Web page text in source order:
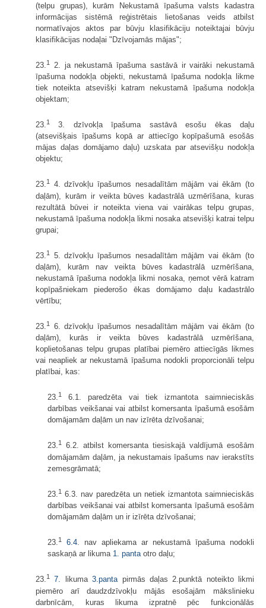
(telpu grupas), kurām Nekustamā īpašuma valsts kadastra
informācijas sistēmā reģistrētais lietošanas veids atbilst
normatīvajos aktos par būvju klasifikāciju noteiktajai būvju
klasifikācijas nodaļai "Dzīvojamās mājas";
23. 1
2. ja nekustamā īpašuma sastāvā ir vairāki nekustamā
īpašuma nodokļa objekti, nekustamā īpašuma nodokļa likme
tiek noteikta atsevišķi katram nekustamā īpašuma nodokļa
objektam;
23.1
3. dzīvokļa īpašuma sastāvā esošu ēkas daļu
(atsevišķais īpašums kopā ar attiecīgo kopīpašumā esošās
mājas daļas domājamo daļu) uzskata par atsevišķu nodokļa
objektu;
23.1
4. dzīvokļu īpašumos nesadalītām mājām vai ēkām (to
daļām), kurām ir veikta būves kadastrālā uzmērīšana, kuras
rezultātā būvei ir noteikta viena vai vairākas telpu grupas,
nekustamā īpašuma nodokļa likmi nosaka atsevišķi katrai telpu
grupai;
23. 1
5. dzīvokļu īpašumos nesadalītām mājām vai ēkām (to
daļām), kurām nav veikta būves kadastrālā uzmērīšana,
nekustamā īpašuma nodokļa likmi nosaka, ņemot vērā katram
kopīpašniekam piederošo ēkas domājamo daļu kadastrālo
vērtību;
23.1
6. dzīvokļu īpašumos nesadalītām mājām vai ēkām (to
daļām), kurās ir veikta būves kadastrālā uzmērīšana,
koplietošanas telpu grupas platībai piemēro attiecīgās likmes
vai neapliek ar nekustamā īpašuma nodokli proporcionāli telpu
platībai, kas:
23.1
6.1. paredzēta vai tiek izmantota saimnieciskās
darbības veikšanai vai atbilst komersanta īpašumā esošām
domājamām daļām un nav izīrēta dzīvošanai;
23.1 6.2. atbilst komersanta tiesiskajā valdījumā esošām
domājamām daļām, ja nekustamais īpašums nav ierakstīts
zemesgrāmatā;
23.1 6.3. nav paredzēta un netiek izmantota saimnieciskās
darbības veikšanai vai atbilst komersanta īpašumā esošām
domājamām daļām un ir izīrēta dzīvošanai;
23.1 6.4. nav apliekama ar nekustamā īpašuma nodokli
saskaņā ar likuma 1. pantaotro daļu;
23.1 7. likuma3.pantapirmās daļas 2.punktā noteikto likmi
piemēro arī daudzdzīvokļu mājās esošajām mākslinieku
darbnīcām, kuras likuma izpratnē pēc funkcionālās